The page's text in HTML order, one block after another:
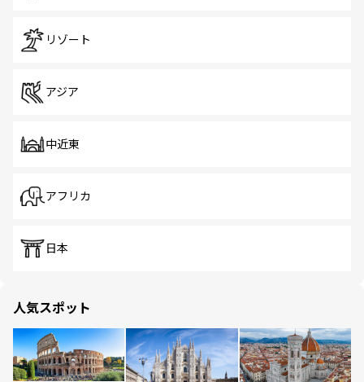
リゾート
アジア
中近東
アフリカ
日本
人気スポット